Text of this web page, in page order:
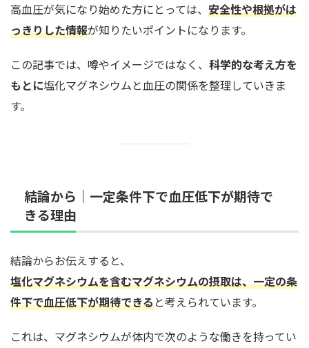
高血圧が気になり始めた方にとっては、 安全性や根拠がは
っきりした情報が知りたいポイントになります。
この記事では、噂やイメージではなく、 科学的な考え方を
もとに塩化マグネシウムと血圧の関係を整理していきま
す。
結論から｜一定条件下で血圧低下が期待で
きる理由
結論からお伝えすると、
塩化マグネシウムを含むマグネシウムの摂取は、一定の条
件下で血圧低下が期待できると考えられています。
これは、マグネシウムが体内で次のような働きを持ってい